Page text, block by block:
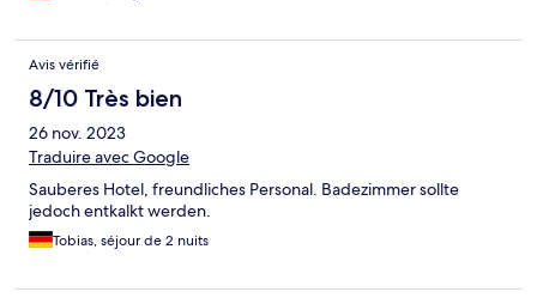
Avis vérifié
8/10 Très bien
26 nov. 2023
Traduire avec Google
Sauberes Hotel, freundliches Personal. Badezimmer sollte
jedoch entkalkt werden.
Tobias, séjour de 2 nuits